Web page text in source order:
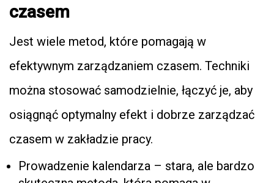
czasem
Jest wiele metod, które pomagają w
efektywnym zarządzaniem czasem. Techniki
można stosować samodzielnie, łączyć je, aby
osiągnąć optymalny efekt i dobrze zarządzać
czasem w zakładzie pracy.
Prowadzenie kalendarza – stara, ale bardzo